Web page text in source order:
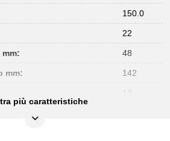
150.0
22
48
mm: 142
19
più caratteristiche